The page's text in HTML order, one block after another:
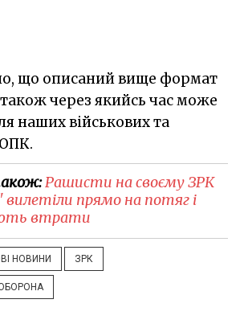
що описаний вище формат
також через якийсь час може
наших військових та
Рашисти на своєму ЗРК
прямо на потяг і
втрати
НОВИНИ ЗРК